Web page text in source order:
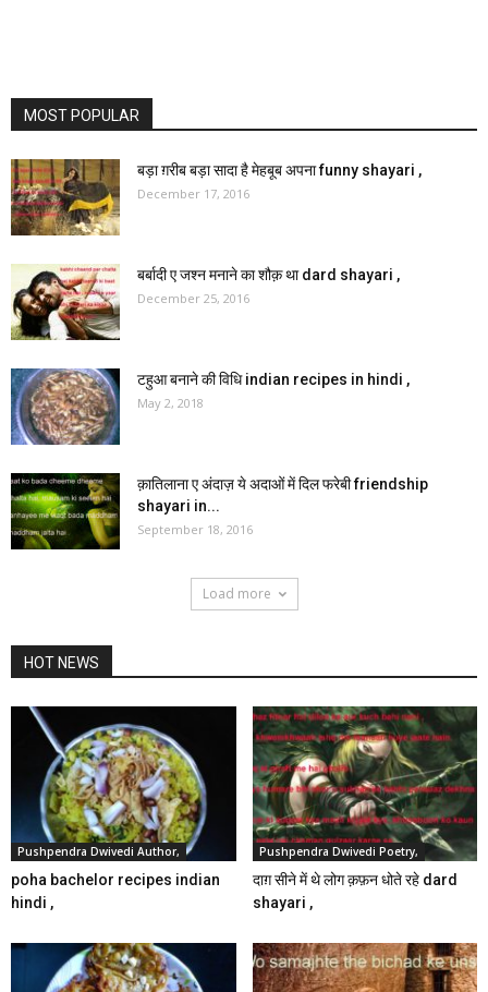
MOST POPULAR
बड़ा ग़रीब बड़ा सादा है मेहबूब अपना funny shayari ,
December 17, 2016
बर्बादी ए जश्न मनाने का शौक़ था dard shayari ,
December 25, 2016
टहुआ बनाने की विधि indian recipes in hindi ,
May 2, 2018
क़ातिलाना ए अंदाज़ ये अदाओं में दिल फरेबी friendship
shayari in...
September 18, 2016
Load more
HOT NEWS
Pushpendra Dwivedi Author,
poha bachelor recipes indian
hindi ,
Pushpendra Dwivedi Poetry,
दाग़ सीने में थे लोग क़फ़न धोते रहे dard
shayari ,